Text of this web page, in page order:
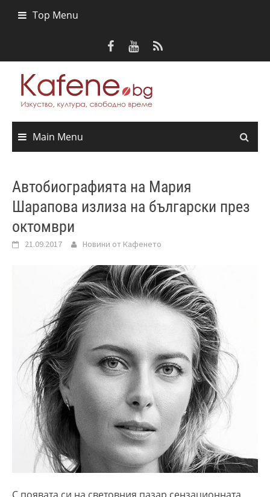
Top Menu
Main Menu
Автобиографията на Мария
Шарапова излиза на български през
октомври
21.09.2017 Новини от Кафенето